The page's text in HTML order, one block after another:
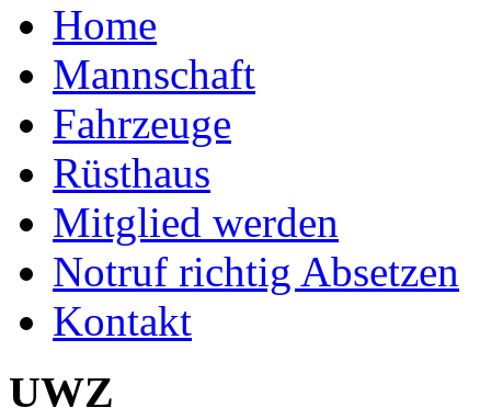
Home
Mannschaft
Fahrzeuge
Rüsthaus
Mitglied werden
Notruf richtig Absetzen
Kontakt
UWZ